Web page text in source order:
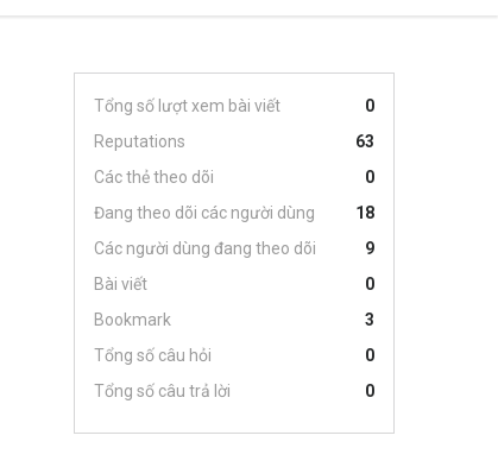
Tổng số lượt xem bài viết
0
Reputations
63
Các thẻ theo dõi
0
Đang theo dõi các người dùng
18
Các người dùng đang theo dõi
9
Bài viết
0
Bookmark
3
Tổng số câu hỏi
0
Tổng số câu trả lời
0